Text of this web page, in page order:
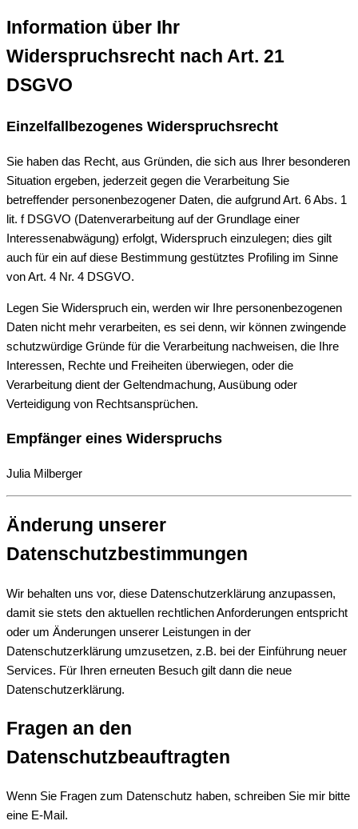
Information über Ihr
Widerspruchsrecht nach Art. 21
DSGVO
Einzelfallbezogenes Widerspruchsrecht
Sie haben das Recht, aus Gründen, die sich aus Ihrer besonderen
Situation ergeben, jederzeit gegen die Verarbeitung Sie
betreffender personenbezogener Daten, die aufgrund Art. 6 Abs. 1
lit. f DSGVO (Datenverarbeitung auf der Grundlage einer
Interessenabwägung) erfolgt, Widerspruch einzulegen; dies gilt
auch für ein auf diese Bestimmung gestütztes Profiling im Sinne
von Art. 4 Nr. 4 DSGVO.
Legen Sie Widerspruch ein, werden wir Ihre personenbezogenen
Daten nicht mehr verarbeiten, es sei denn, wir können zwingende
schutzwürdige Gründe für die Verarbeitung nachweisen, die Ihre
Interessen, Rechte und Freiheiten überwiegen, oder die
Verarbeitung dient der Geltendmachung, Ausübung oder
Verteidigung von Rechtsansprüchen.
Empfänger eines Widerspruchs
Julia Milberger
Änderung unserer
Datenschutzbestimmungen
Wir behalten uns vor, diese Datenschutzerklärung anzupassen,
damit sie stets den aktuellen rechtlichen Anforderungen entspricht
oder um Änderungen unserer Leistungen in der
Datenschutzerklärung umzusetzen, z.B. bei der Einführung neuer
Services. Für Ihren erneuten Besuch gilt dann die neue
Datenschutzerklärung.
Fragen an den
Datenschutzbeauftragten
Wenn Sie Fragen zum Datenschutz haben, schreiben Sie mir bitte
eine E-Mail.